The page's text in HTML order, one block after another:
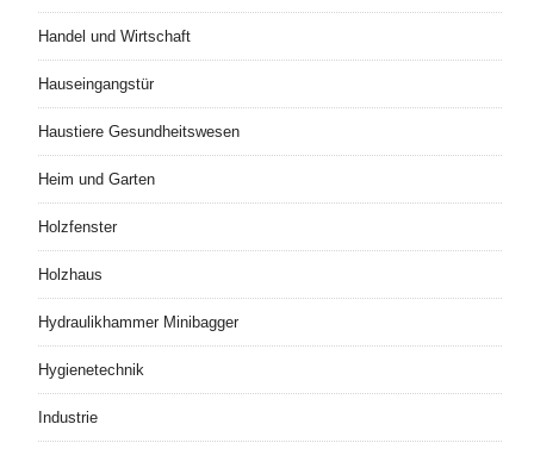
Handel und Wirtschaft
Hauseingangstür
Haustiere Gesundheitswesen
Heim und Garten
Holzfenster
Holzhaus
Hydraulikhammer Minibagger
Hygienetechnik
Industrie